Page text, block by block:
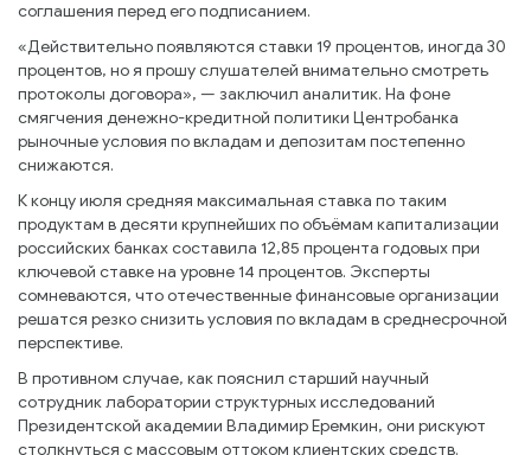
соглашения перед его подписанием.
«Действительно появляются ставки 19 процентов, иногда 30
процентов, но я прошу слушателей внимательно смотреть
протоколы договора», — заключил аналитик. На фоне
смягчения денежно-кредитной политики Центробанка
рыночные условия по вкладам и депозитам постепенно
снижаются.
К концу июля средняя максимальная ставка по таким
продуктам в десяти крупнейших по объёмам капитализации
российских банках составила 12,85 процента годовых при
ключевой ставке на уровне 14 процентов. Эксперты
сомневаются, что отечественные финансовые организации
решатся резко снизить условия по вкладам в среднесрочной
перспективе.
В противном случае, как пояснил старший научный
сотрудник лаборатории структурных исследований
Президентской академии Владимир Еремкин, они рискуют
столкнуться с массовым оттоком клиентских средств.